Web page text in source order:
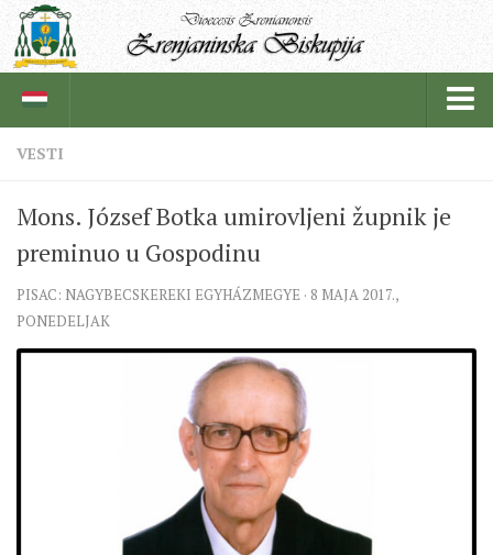
BISKUPSKI ORDINARIJAT
ISTORIJAT
CRKVENE INSTITUCIJE
SEVERNI DEKANAT
SREDNJI DEKANAT
VESTI
Mons. József Botka umirovljeni župnik je
preminuo u Gospodinu
PISAC: NAGYBECSKEREKI EGYHÁZMEGYE · 8 MAJA 2017.,
PONEDELJAK